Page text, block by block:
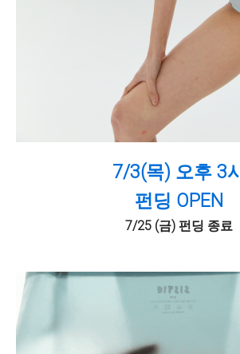
7/3(목) 오후 3시
펀딩 OPEN
7/25 (금) 펀딩 종료